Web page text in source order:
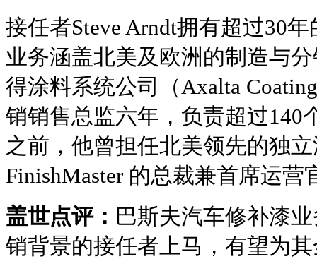
接任者Steve Arndt拥有超过30
业务涵盖北美及欧洲的制造与
得涂料系统公司（Axalta
销销售总监六年，负责超过140
之前，他曾担任北美领先的独
FinishMaster 的总裁兼首席运营
盖世点评： 巴斯夫汽车修补漆
销背景的接任者上马，有望为